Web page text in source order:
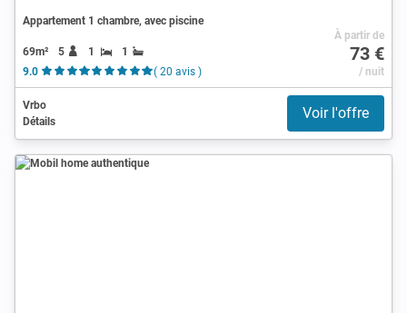
Appartement 1 chambre, avec piscine
69m² 5 1
1
9.0
( 20 avis )
À partir de
73 €
/ nuit
Vrbo
Détails
Voir l'offre